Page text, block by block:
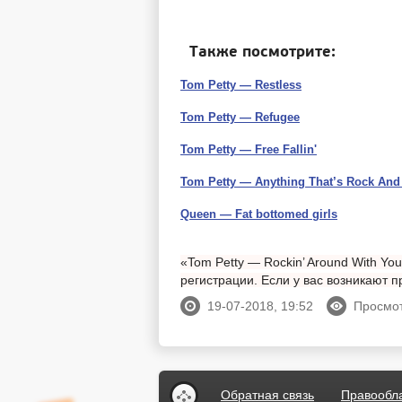
Также посмотрите:
Tom Petty — Restless
Tom Petty — Refugee
Tom Petty — Free Fallin'
Tom Petty — Anything That’s Rock
Queen — Fat bottomed girls
«Tom Petty — Rockin’ Around With
регистрации. Если у вас
19-07-2018, 19:52
Обратная связь